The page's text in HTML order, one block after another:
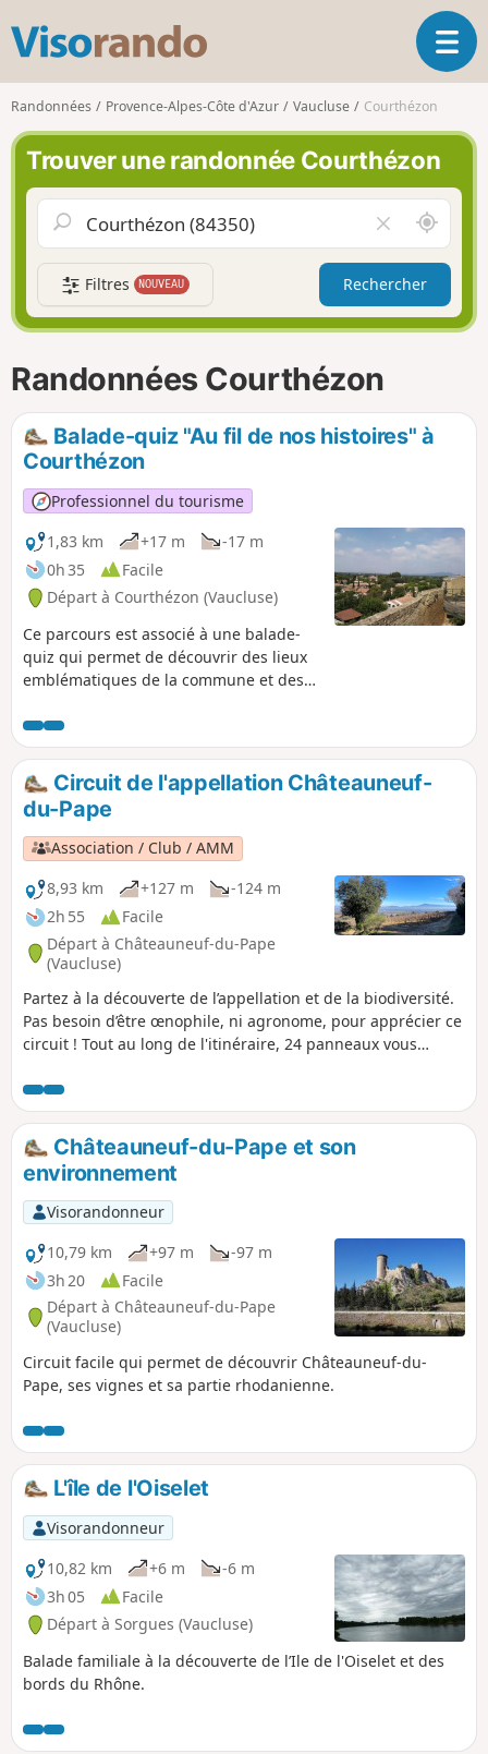
s
o
r
n
d
o
O
u
l
a
i
g
o
Randonnées Provence-Alpes-Côte d'Azur Vaucluse Courthézon
Trouver une randonnée Courthézon
i
d
e
r
l
a
m
A
u
t
u
r
Filtres NOUVEAU Rechercher
Randonnées Courthézon
Balade-quiz "Au fil de nos histoires" à
Courthézon
Professionnel du tourisme
1,83 km
+17 m
-17 m
0h 35
Facile
Départ à Courthézon (Vaucluse)
Ce parcours est associé à une balade-
quiz qui permet de découvrir des lieux
emblématiques de la commune et des
patrimoine, de façon ludique. Vous
pouvez choisir le parcours "adulte" ou le
parcours "adulte + enfant" (avec en plus
des questions à destination des enfants
de 6 à 11 ans). La description ci-dessous
fait uniquement référence au parcours
"adulte".
Circuit de l'appellation Châteauneuf-
du-Pape
Association / Club / AMM
8,93 km
+127 m
-124 m
2h 55
Facile
Départ à Châteauneuf-du-Pape
(Vaucluse)
Partez à la découverte de l’appellation et de la biodiversité.
Pas besoin d’être œnophile, ni agronome, pour apprécier ce
circuit ! Tout au long de l'itinéraire, 24 panneaux vous
d’anecdotes. Au niveau du panneau n°6, vous pouvez
enchaîner sur un deuxième circuit (4 km supplémentaires).
Châteauneuf-du-Pape et son
environnement
Visorandonneur
10,79 km
+97 m
-97 m
3h 20
Facile
Départ à Châteauneuf-du-Pape
(Vaucluse)
Circuit facile qui permet de découvrir Châteauneuf-du-
Pape, ses vignes et sa partie rhodanienne.
L'île de l'Oiselet
Visorandonneur
10,82 km
+6 m
-6 m
3h 05
Facile
Départ à Sorgues (Vaucluse)
Balade familiale à la découverte de l’Ile de l'Oiselet et des
bords du Rhône.